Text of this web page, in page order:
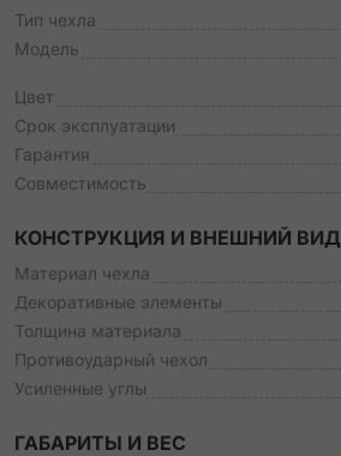
Тип чехла
Модель
Цвет
Срок эксплуатации
Гарантия
Совместимость
КОНСТРУКЦИЯ И ВНЕШНИЙ ВИД
Материал чехла
Декоративные элементы
Толщина материала
Противоударный чехол
Усиленные углы
ГАБАРИТЫ И ВЕС